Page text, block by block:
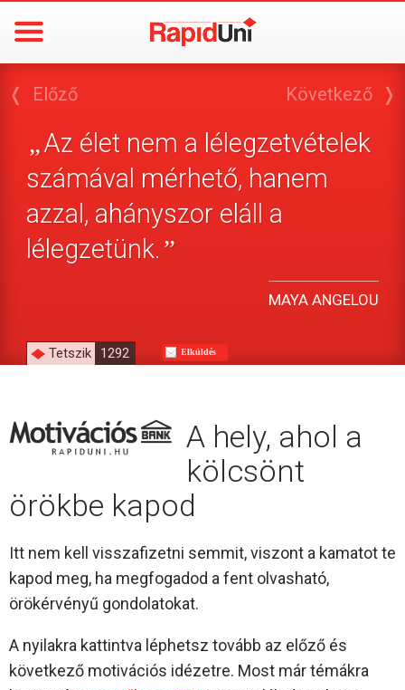
❬ Előző
„Az élet nem a lélegzetvételek
számával mérhető, hanem
azzal, ahányszor eláll a
lélegzetünk.”
MAYA ANGELOU
Következő ❭
Tetszik 1292 Elküldés
A hely, ahol a
kölcsönt
örökbe kapod
Itt nem kell visszafizetni semmit, viszont a kamatot te
kapod meg, ha megfogadod a fent olvasható,
örökérvényű gondolatokat.
A nyilakra kattintva léphetsz tovább az előző és
következő motivációs idézetre. Most már témákra